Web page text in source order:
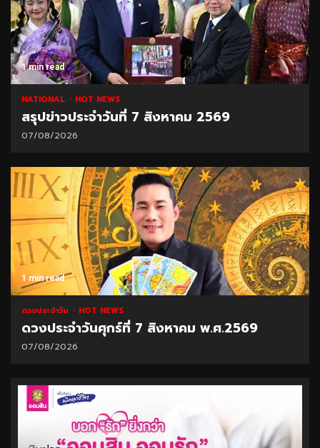
1 min read
NATIONAL HOT NEWS
สรุปข่าวประจำวันที่ 7 สิงหาคม 2569
07/08/2026
1 min read
ดวงประจำวัน HOT NEWS
ดวงประจำวันศุกร์ที่ 7 สิงหาคม พ.ศ.2569
07/08/2026